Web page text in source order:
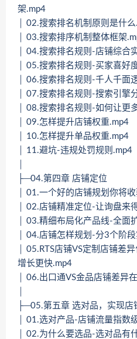
架.mp4
│ 02.搜索排名机制原则是什
│ 03.搜索排序机制整体框架
│ 04.搜索排名规则-店铺综合
│ 05.搜索排名规则-买家喜好
│ 06.搜索排名规则-千人千面
│ 07.搜索排名规则-搜索引擎
│ 08.搜索排名规则-如何让更
│ 09.怎样提升店铺权重.mp4
│ 10.怎样提升单品权重.mp4
│ 11.避坑-违规处罚规则.mp4
├─04.第四章 店铺定位
│ 01.一个好的店铺规划你将
│ 02.店铺精准定位-让询盘来
│ 03.精细布局化产品线-全面
│ 04.店铺怎样规划-分3个阶
│ 05.RTS店铺VS定制店铺差
增长更快.mp4
│ 06.出口通VS金品店铺差异
├─05.第五章 选对品，实现店
│ 01.选对产品-店铺流量指数
│ 02.为什么要选品-选对品有